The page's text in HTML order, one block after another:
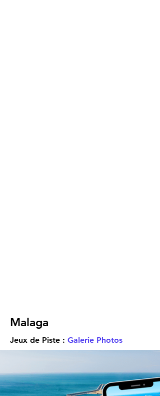
Malaga
Jeux de Piste : Galerie Photos